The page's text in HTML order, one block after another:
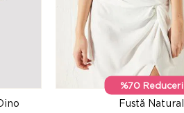
%70 Reduceri
Fustă Natural